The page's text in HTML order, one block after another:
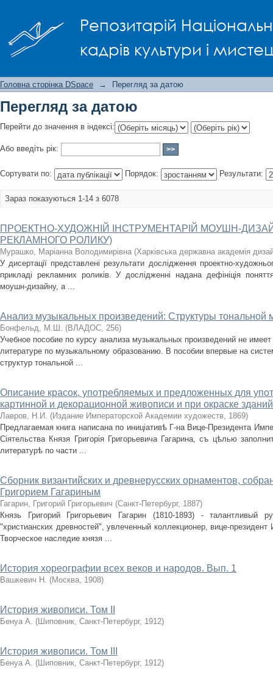
Репозитарій
кадрів культури і
Головна сторінка DSpace → Перегляд за датою
Перегляд за датою
Перейти до значення в індексі:
Або введіть рік:
Сортувати по: Порядок: Результати:
Зараз показуються 1-14 з 6078
ПРОЕКТНО-ХУДОЖНІЙ ІНСТРУМЕНТАРІЙ МОУШН-
РЕКЛАМНОГО РОЛИКУ)
Мурашко, Маріанна Володимирівна (Харківська державна академія
У дисертації представлені результати дослідження проектно-
прикладі рекламних роликів. У дослідженні надана дефініція
моушн-дизайну, а ...
Анализ музыкальных произведений: Структуры тональной
Бонфельд, М.Ш. (ВЛАДОС, 256)
Учебное пособие по курсу анализа музыкальных произведений не
литературе по музыкальному образованию. В пособии впервые на
структур тональной ...
Описание красок, употребляемых и предложенных для
картинной и декорационной живописи и при окраске зданий
Лавров, Н.И. (Издание Императорской Академии художеств, 1869)
Предлагаемая книга написана по иниціативѣ Г-на Вице-Президента
Сіятельства Князя Григорія Григорьевича Гагарина, съ цѣлью
литературѣ по части ...
Сборник византийских и древнерусских орнаментов,
Григорием Гагариным
Гагарин, Григорий Григорьевич (Санкт-Петербург, 1887)
Князь Григорий Григорьевич Гагарин (1810-1893) - талантливый
"христианских древностей", увлеченный коллекционер, вице-
Творческое наследие князя ...
История хореографии всех веков и народов. Вып. 1
Вашкевич Н. (Москва, 1908)
История живописи. Том II
Бенуа А. (Шиповник, Санкт-Петербург, 1912)
История живописи. Том III
Бенуа А. (Шиповник, Санкт-Петербург, 1912)